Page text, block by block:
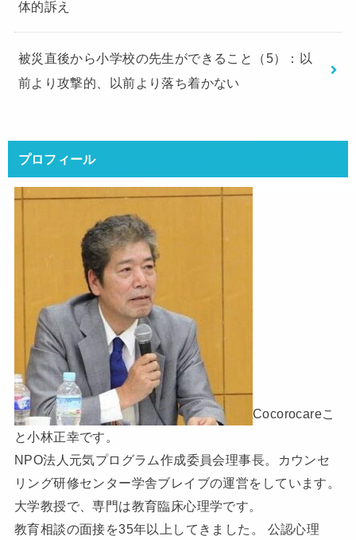
体的訴え
被災直後から小学校の先生ができること（5）：以
前より攻撃的、以前より落ち着かない
プロフィール
Cocorocareこ
と小林正幸です。
NPO法人元気プログラム作成委員会理事長。カウンセ
リング研修センター学舎ブレイブの運営をしています。
大学教授で、専門は教育臨床心理学です。
教育相談の面接を35年以上してきました。 公認心理